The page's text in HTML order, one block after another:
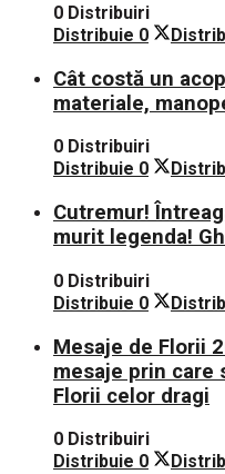
mașini!
0 Distribuiri
Distribuie 0
Cât costă un
materiale,
0 Distribuiri
Distribuie 0
Cutremur!
murit legenda!
0 Distribuiri
Distribuie 0
Mesaje de Florii
mesaje prin care
Florii celor dragi
0 Distribuiri
Distribuie 0